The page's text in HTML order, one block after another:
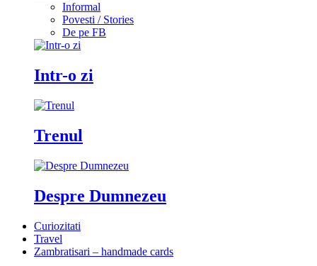
Informal
Povesti / Stories
De pe FB
Intr-o zi
Trenul
Despre Dumnezeu
Curiozitati
Travel
Zambratisari – handmade cards